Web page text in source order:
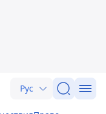
Рус